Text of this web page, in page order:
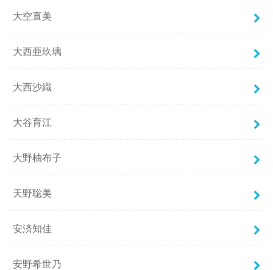
大空直美
大西亜玖璃
大西沙織
大谷育江
大野柚布子
天野聡美
安済知佳
安野希世乃